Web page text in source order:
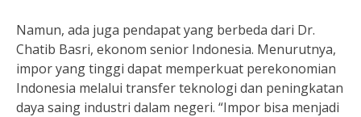
Namun, ada juga pendapat yang berbeda dari Dr.
Chatib Basri, ekonom senior Indonesia. Menurutnya,
impor yang tinggi dapat memperkuat perekonomian
Indonesia melalui transfer teknologi dan peningkatan
daya saing industri dalam negeri. “Impor bisa menjadi